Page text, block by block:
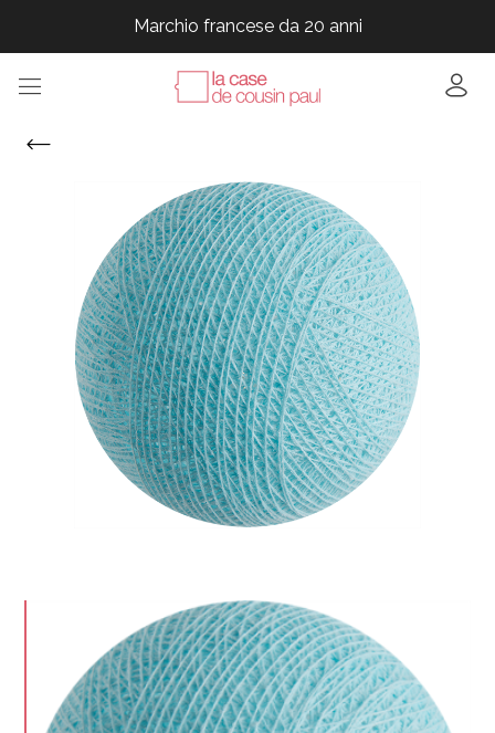
Marchio francese da 20 anni
Marchio francese da 20 anni
Marchio francese da 20 anni